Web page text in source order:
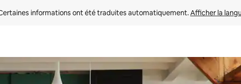
informations ont été traduites automatiquement. Afficher la